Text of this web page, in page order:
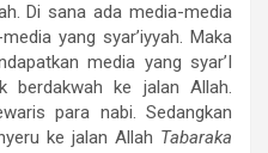
Di sana ada media-media
yang syar’iyyah. Maka
media yang syar’I
berdakwah ke jalan Allah.
para nabi. Sedangkan
ke jalan Allah Tabaraka